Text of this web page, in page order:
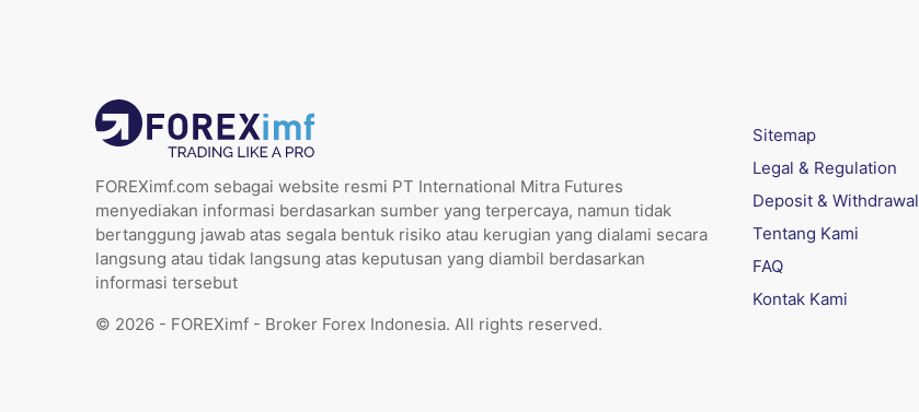
FOREXimf.com sebagai website resmi PT International Mitra Futures
menyediakan informasi berdasarkan sumber yang terpercaya, namun tidak
bertanggung jawab atas segala bentuk risiko atau kerugian yang dialami secara
langsung atau tidak langsung atas keputusan yang diambil berdasarkan
informasi tersebut
© 2026 - FOREXimf - Broker Forex Indonesia. All rights reserved.
Sitemap
Legal & Regulation
Deposit & Withdrawal
Tentang Kami
FAQ
Kontak Kami